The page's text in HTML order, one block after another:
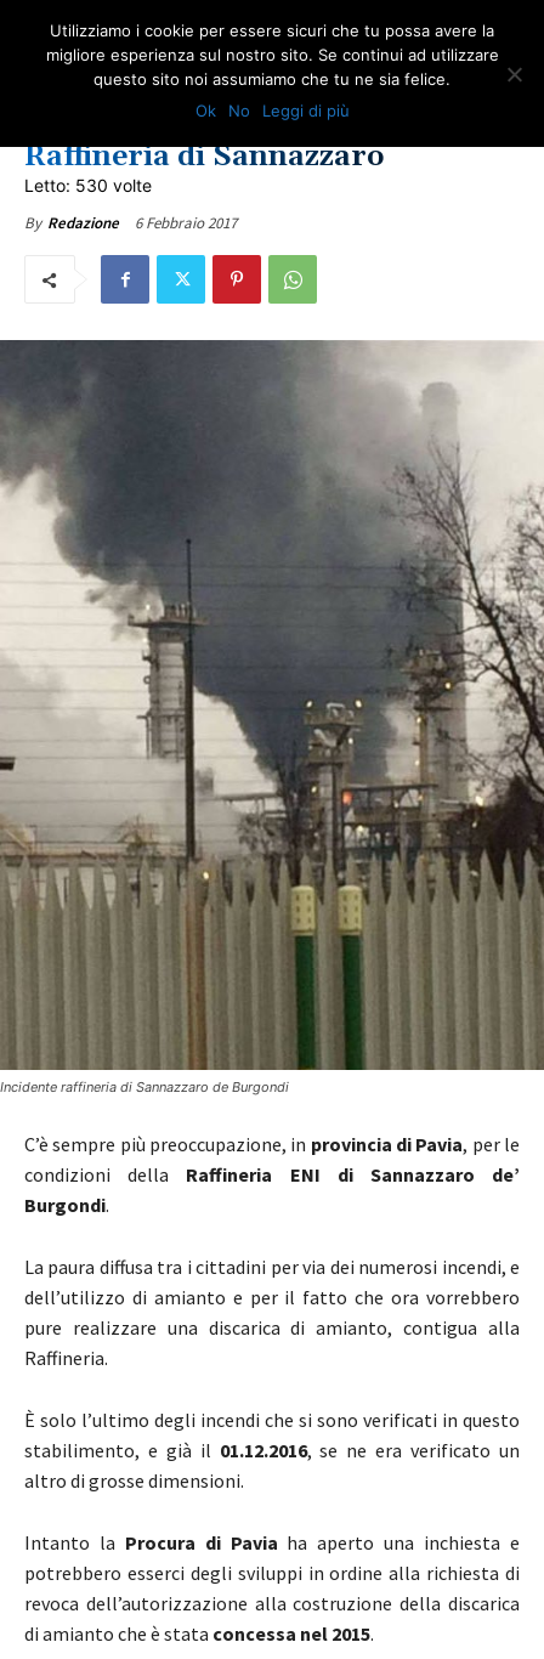
COMUNICATI ONA
Class action in arrivo per la
Raffineria di Sannazzaro
Letto: 530 volte
By Redazione 6 Febbraio 2017
Incidente raffineria di Sannazzaro de Burgondi
C’è sempre più preoccupazione, in provincia di Pavia, per le
condizioni della Raffineria ENI di Sannazzaro de’
Burgondi.
La paura diffusa tra i cittadini per via dei numerosi incendi, e
dell’utilizzo di amianto e per il fatto che ora vorrebbero
pure realizzare una discarica di amianto, contigua alla
Raffineria.
È solo l’ultimo degli incendi che si sono verificati in questo
stabilimento, e già il 01.12.2016, se ne era verificato un
altro di grosse dimensioni.
Intanto la Procura di Pavia ha aperto una inchiesta e
potrebbero esserci degli sviluppi in ordine alla richiesta di
revoca dell’autorizzazione alla costruzione della discarica
di amianto che è stata concessa nel 2015.
Utilizziamo i cookie per essere sicuri che tu possa avere la
migliore esperienza sul nostro sito. Se continui ad utilizzare
questo sito noi assumiamo che tu ne sia felice.
Ok
No Leggi di più